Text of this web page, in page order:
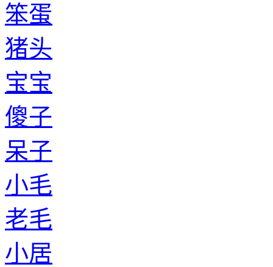
笨蛋
猪头
宝宝
傻子
呆子
小毛
老毛
小居